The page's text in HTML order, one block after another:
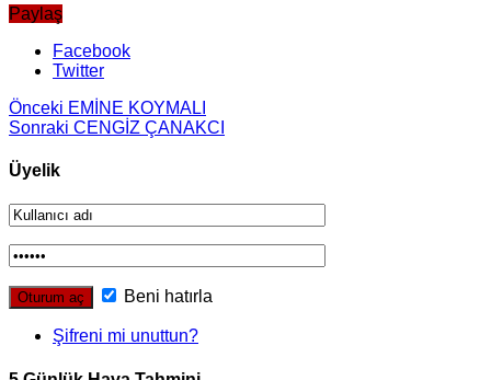
Paylaş
Facebook
Twitter
Önceki EMİNE KOYMALI
Sonraki CENGİZ ÇANAKCI
Üyelik
Beni hatırla
Şifreni mi unuttun?